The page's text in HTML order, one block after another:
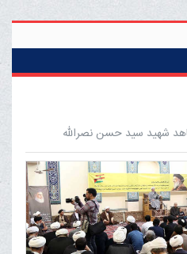
شهید سید حسن نصرالله